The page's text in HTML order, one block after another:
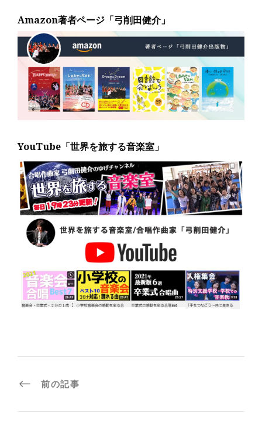
Amazon著者ページ「弓削田健介」
YouTube「世界を旅する音楽室」
前の記事